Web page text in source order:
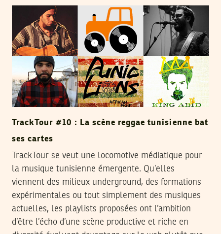
TrackTour #10 : La scène reggae tunisienne bat
ses cartes
TrackTour se veut une locomotive médiatique pour
la musique tunisienne émergente. Qu’elles
viennent des milieux underground, des formations
expérimentales ou tout simplement des musiques
actuelles, les playlists proposées ont l’ambition
d’être l’écho d’une scène productive et riche en